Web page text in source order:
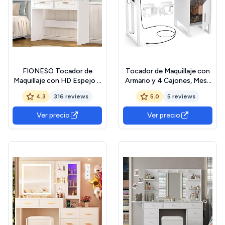
FIONESO Tocador de
Maquillaje con HD Espejo y
10 Bombillas, 3 Colores con
Brillo Ajustable, Mesa de
Tocador con 2 Cajones y 2
Armarios,Compartimentos
Abiertos, tocador de
4.3 316 reviews
Ver precio
Tocador de Maquillaje con
Armario y 4 Cajones, Mesa
de Escritorio con Mueble
Reversible Moderno,
90x40x76cm, Blanco
5.0 5 reviews
Ver precio